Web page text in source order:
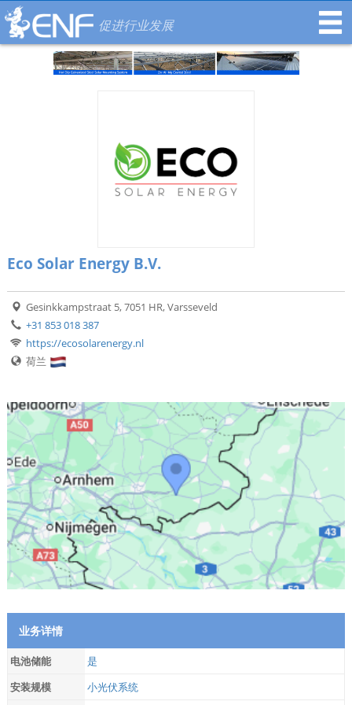
促进行业发展
Eco Solar Energy B.V.
Gesinkkampstraat 5, 7051 HR, Varsseveld
+31 853 018 387
https://ecosolarenergy.nl
荷兰
业务详情
电池储能
是
安装规模
小光伏系统